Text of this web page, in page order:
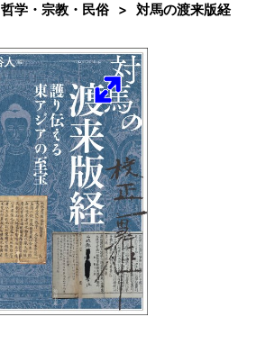
哲学・宗教・民俗 対馬の渡来版経